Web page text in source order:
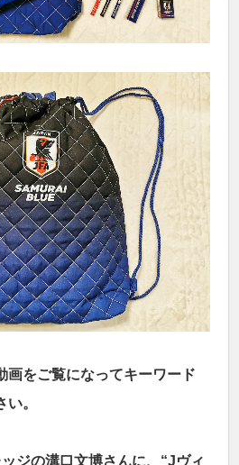
画をご覧になってキーワード
。
ジの溝口文博さんに、“Jヴィ